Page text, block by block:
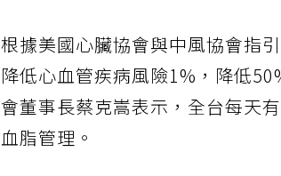
根據美國心臟協會與中風協會指
降低心血管疾病風險1%，降低
會董事長蔡克嵩表示，全台每天
血脂管理。